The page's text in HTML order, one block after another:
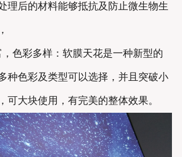
理后的材料能够抵抗及防止微生物生
色彩多样：软膜天花是一种新型的
种色彩及类型可以选择，并且突破小
可大块使用，有完美的整体效果。